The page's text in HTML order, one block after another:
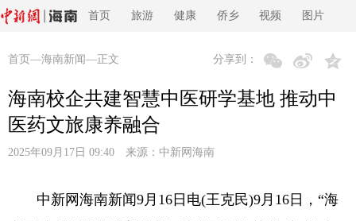
首页 旅游 健康 侨乡 视频 图片
首页 —海南新闻—正文 分享到：
海南校企共建智慧中医研学基地 推动中
医药文旅康养融合
2025年09月17日 09:40 来源： 中新网海南
中新网海南新闻9月16日电(王克民)9月16日，“海